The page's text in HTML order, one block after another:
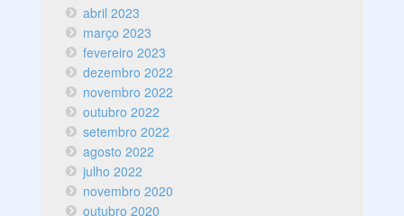
abril 2023
março 2023
fevereiro 2023
dezembro 2022
novembro 2022
outubro 2022
setembro 2022
agosto 2022
julho 2022
novembro 2020
outubro 2020